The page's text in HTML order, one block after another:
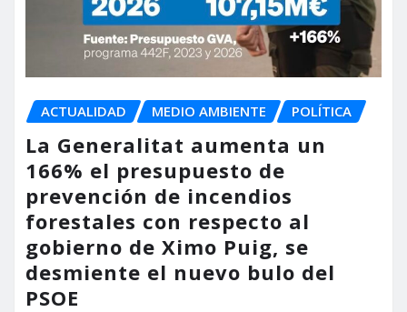
ACTUALIDAD MEDIO AMBIENTE POLÍTICA
La Generalitat aumenta un
166% el presupuesto de
prevención de incendios
forestales con respecto al
gobierno de Ximo Puig, se
desmiente el nuevo bulo del
PSOE